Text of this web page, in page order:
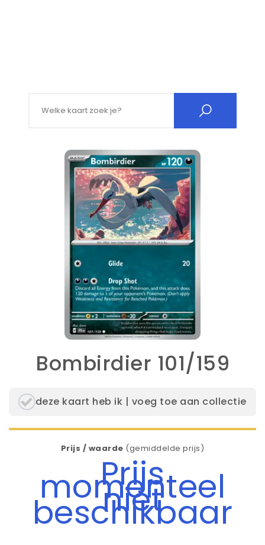
Bombirdier 101/159
deze kaart heb ik | voeg toe aan collectie
Prijs / waarde (gemiddelde prijs)
Prijs
momenteel
niet
beschikbaar